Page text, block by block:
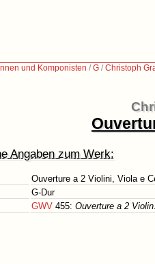
und Komponisten /G /Christoph
Angaben zum Werk:
Ouverture a 2 Violini, Viola e
G-Dur
GWV 455: Ouverture a 2